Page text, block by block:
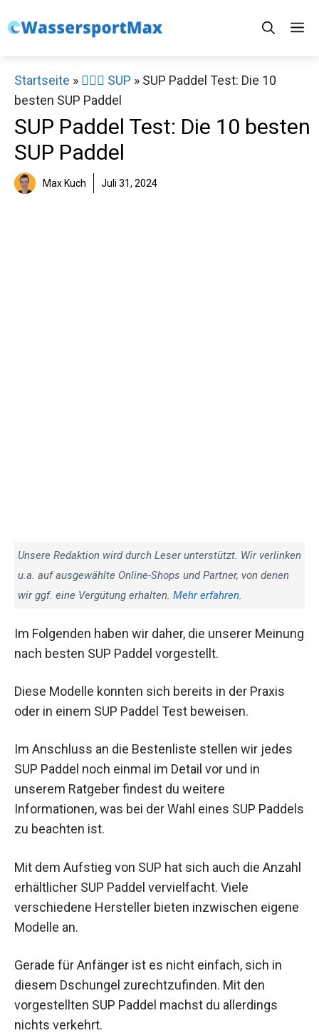
Inhalt
Startseite » 🏄‍♀️🛶 SUP » SUP Paddel Test: Die 10
besten SUP Paddel
SUP Paddel Test: Die 10 besten
SUP Paddel
Max Kuch Juli 31, 2024
Unsere Redaktion wird durch Leser unterstützt. Wir verlinken
u.a. auf ausgewählte Online-Shops und Partner, von denen
wir ggf. eine Vergütung erhalten. Mehr erfahren.
Im Folgenden haben wir daher, die unserer Meinung
nach besten SUP Paddel vorgestellt.
Diese Modelle konnten sich bereits in der Praxis
oder in einem SUP Paddel Test beweisen.
Im Anschluss an die Bestenliste stellen wir jedes
SUP Paddel noch einmal im Detail vor und in
unserem Ratgeber findest du weitere
Informationen, was bei der Wahl eines SUP Paddels
zu beachten ist.
Mit dem Aufstieg von SUP hat sich auch die Anzahl
erhältlicher SUP Paddel vervielfacht. Viele
verschiedene Hersteller bieten inzwischen eigene
Modelle an.
Gerade für Anfänger ist es nicht einfach, sich in
diesem Dschungel zurechtzufinden. Mit den
vorgestellten SUP Paddel machst du allerdings
nichts verkehrt.